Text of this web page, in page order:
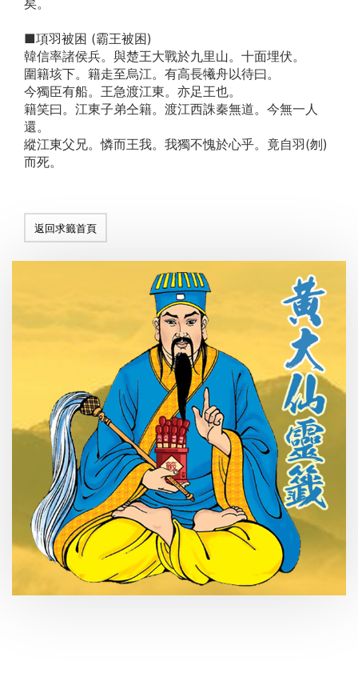
矣。
■項羽被困 (霸王被困)
韓信率諸侯兵。與楚王大戰於九里山。十面埋伏。
圍籍垓下。籍走至烏江。有高長犧舟以待曰。
今獨臣有船。王急渡江東。亦足王也。
籍笑曰。江東子弟仝籍。渡江西誅秦無道。今無一人
還。
縱江東父兄。憐而王我。我獨不愧於心乎。竟自羽(刎)
而死。
返回求籤首頁